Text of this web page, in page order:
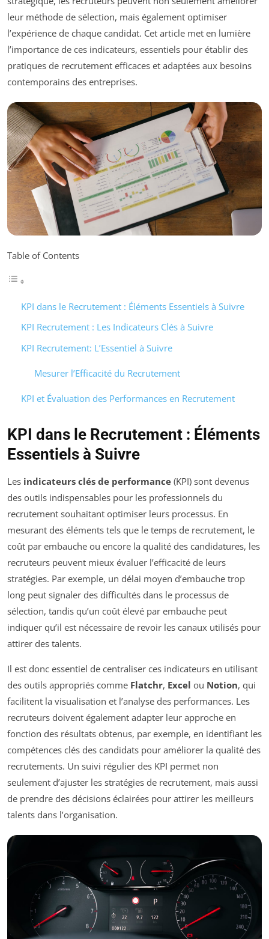
leur méthode de sélection, mais également optimiser
l’expérience de chaque candidat. Cet article met en lumière
l’importance de ces indicateurs, essentiels pour établir des
pratiques de recrutement efficaces et adaptées aux besoins
contemporains des entreprises.
Table of Contents
KPI dans le Recrutement : Éléments Essentiels à Suivre
KPI Recrutement : Les Indicateurs Clés à Suivre
KPI Recrutement: L’Essentiel à Suivre
Mesurer l’Efficacité du Recrutement
KPI et Évaluation des Performances en Recrutement
KPI dans le Recrutement : Éléments
Essentiels à Suivre
Les indicateurs clés de performance (KPI) sont devenus
des outils indispensables pour les professionnels du
recrutement souhaitant optimiser leurs processus. En
mesurant des éléments tels que le temps de recrutement, le
coût par embauche ou encore la qualité des candidatures, les
recruteurs peuvent mieux évaluer l’efficacité de leurs
stratégies. Par exemple, un délai moyen d’embauche trop
long peut signaler des difficultés dans le processus de
sélection, tandis qu’un coût élevé par embauche peut
indiquer qu’il est nécessaire de revoir les canaux utilisés pour
attirer des talents.
Il est donc essentiel de centraliser ces indicateurs en utilisant
des outils appropriés comme Flatchr, Excel ou Notion, qui
facilitent la visualisation et l’analyse des performances. Les
recruteurs doivent également adapter leur approche en
fonction des résultats obtenus, par exemple, en identifiant les
compétences clés des candidats pour améliorer la qualité des
recrutements. Un suivi régulier des KPI permet non
seulement d’ajuster les stratégies de recrutement, mais aussi
de prendre des décisions éclairées pour attirer les meilleurs
talents dans l’organisation.